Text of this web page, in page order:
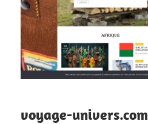
voyage-univers.com